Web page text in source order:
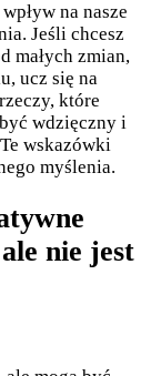
na nasze
Jeśli chcesz
małych zmian,
ucz się na
które
wdzięczny i
wskazówki
myślenia.
nie jest